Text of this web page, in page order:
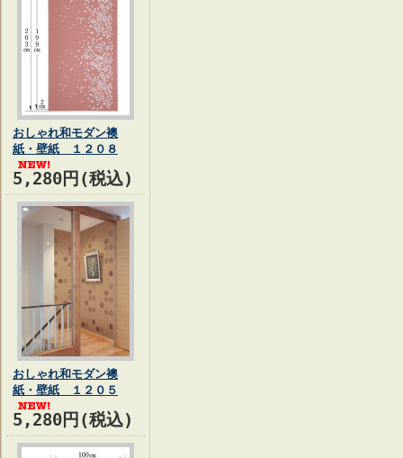
おしゃれ和モダン襖
紙・壁紙 １２０８
5,280円(税込)
おしゃれ和モダン襖
紙・壁紙 １２０５
5,280円(税込)